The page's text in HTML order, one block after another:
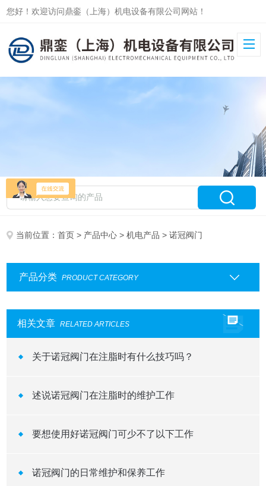
您好！欢迎访问鼎銮（上海）机电设备有限公司网站！
当前位置：首页 > 产品中心 >机电产品 > 诺冠阀门
产品分类 PRODUCT CATEGORY
相关文章 RELATED ARTICLES
关于诺冠阀门在注脂时有什么技巧吗？
述说诺冠阀门在注脂时的维护工作
要想使用好诺冠阀门可少不了以下工作
诺冠阀门的日常维护和保养工作